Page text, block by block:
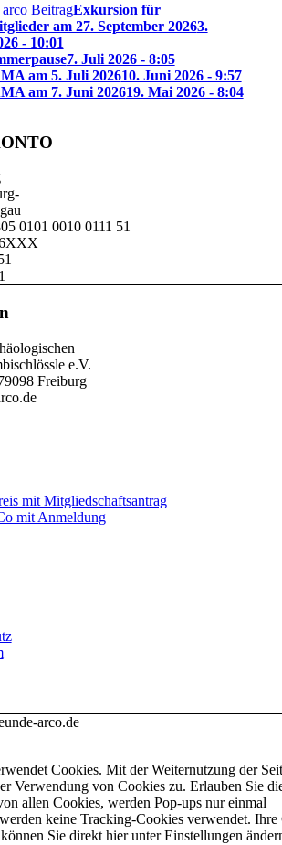
Exkursion für
am 27. September 20263.
- 10:01
7. Juli 2026 - 8:05
am 5. Juli 202610. Juni 2026 - 9:57
am 7. Juni 202619. Mai 2026 - 8:04
0101 0010 0111 51
e.V.
Freiburg
mit Mitgliedschaftsantrag
mit Anmeldung
arco.de
Cookies. Mit der Weiternutzung der
Verwendung von Cookies zu. Erlauben Sie
allen Cookies, werden Pop-ups nur einmal
keine Tracking-Cookies verwendet.
Sie direkt hier unter Einstellungen